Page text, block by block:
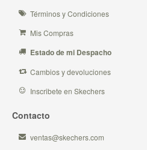
Términos y Condiciones
Mis Compras
Estado de mi Despacho
Cambios y devoluciones
Inscribete en Skechers
Contacto
ventas@skechers.com